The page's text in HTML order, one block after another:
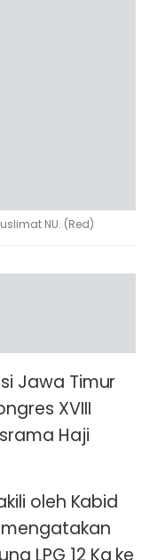
NU. (Red)
Jawa Timur
XVIII
Haji
oleh Kabid
mengatakan
LPG 12 Kg ke